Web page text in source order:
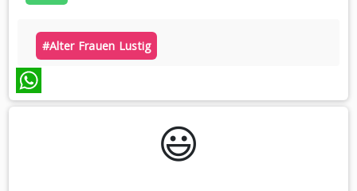
#alter Frauen Lustig
WhatsApp
😃️